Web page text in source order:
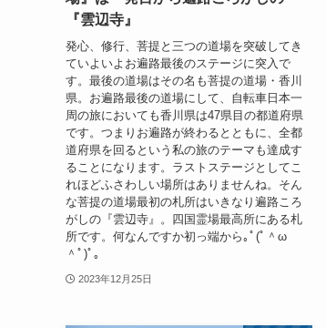
『雲辺寺』
発心、修行、菩提と三つの道場を突破してき
ていよいよお遍路最後のステージに突入で
す。最後の道場はその名も菩提の道場・香川
県。お遍路最後の道場にして、自転車日本一
周の旅においても香川県は47県目の都道府県
です。つまりお遍路が終わるとともに、全都
道府県を回るという私の旅のテーマも達成す
ることになります。ラストステージとしてこ
れほどふさわしい場所はありませんね。そん
な菩提の道場最初の札所はいきなり遍路ころ
がしの『雲辺寺』。四国霊場最高所にある札
所です。何なんですか初っ端から｡ﾟ(ﾟ＾ω
＾ﾟ)ﾟ｡
2023年12月25日